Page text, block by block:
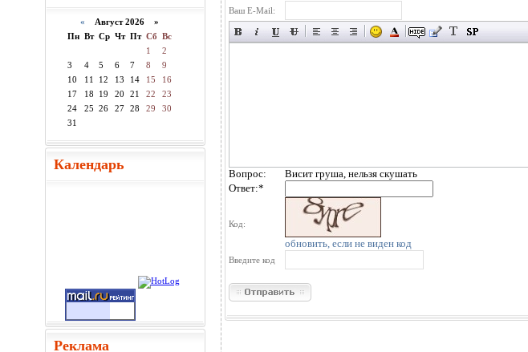
« Август 2026 »
Пн Вт Ср Чт Пт Сб Вс
1
2
3
4 5 6 7 8
9
10
11 12 13 14 15
16
17
18 19 20 21 22
23
24
25 26 27 28 29
30
31
Календарь
Реклама
Ваш E-Mail:
Вопрос:
Висит груша, нельзя скушать
Ответ:*
Код:
обновить, если не виден код
Введите код